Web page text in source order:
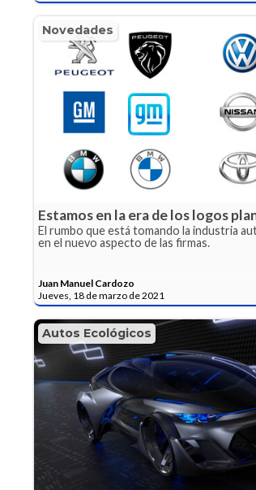
Novedades
Estamos en la era de los logos
El rumbo que está tomando la industria
en el nuevo aspecto de las firmas.
Juan Manuel Cardozo
Jueves, 18 de marzo de 2021
Autos Ecológicos